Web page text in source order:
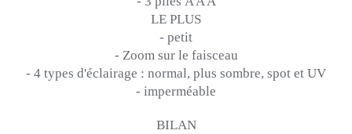
LE PLUS
- petit
- Zoom sur le faisceau
- 4 types d'éclairage : normal, plus sombre, spot et UV
- imperméable
BILAN